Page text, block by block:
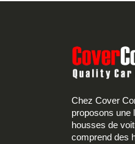
Chez Cover
proposons une
housses de
comprend des